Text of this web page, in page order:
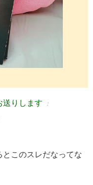
送りします ：
このスレだなってな